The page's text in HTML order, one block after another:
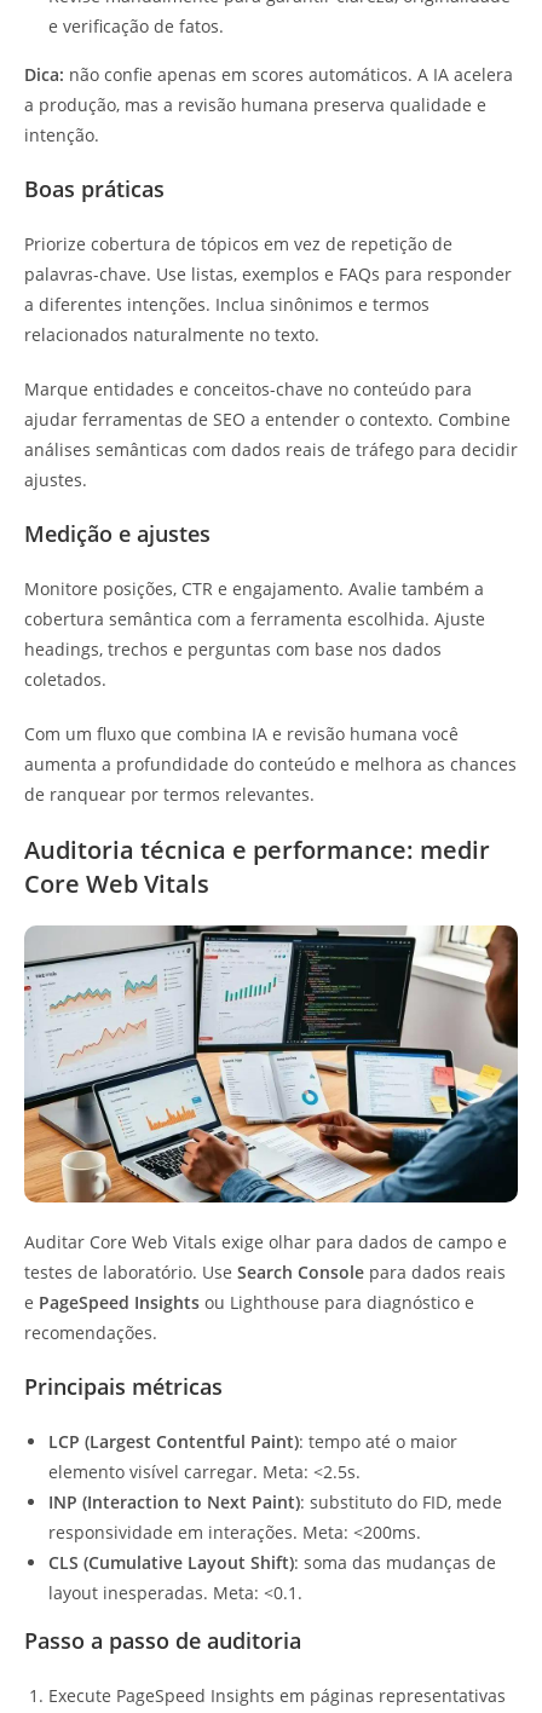
e verificação de fatos.
Dica: não confie apenas em scores automáticos. A IA acelera
a produção, mas a revisão humana preserva qualidade e
intenção.
Boas práticas
Priorize cobertura de tópicos em vez de repetição de
palavras-chave. Use listas, exemplos e FAQs para responder
a diferentes intenções. Inclua sinônimos e termos
relacionados naturalmente no texto.
Marque entidades e conceitos-chave no conteúdo para
ajudar ferramentas de SEO a entender o contexto. Combine
análises semânticas com dados reais de tráfego para decidir
ajustes.
Medição e ajustes
Monitore posições, CTR e engajamento. Avalie também a
cobertura semântica com a ferramenta escolhida. Ajuste
headings, trechos e perguntas com base nos dados
coletados.
Com um fluxo que combina IA e revisão humana você
aumenta a profundidade do conteúdo e melhora as chances
de ranquear por termos relevantes.
Auditoria técnica e performance: medir
Core Web Vitals
Auditar Core Web Vitals exige olhar para dados de campo e
testes de laboratório. Use Search Console para dados reais
e PageSpeed Insights ou Lighthouse para diagnóstico e
recomendações.
Principais métricas
LCP (Largest Contentful Paint): tempo até o maior
elemento visível carregar. Meta: <2.5s.
INP (Interaction to Next Paint): substituto do FID, mede
responsividade em interações. Meta: <200ms.
CLS (Cumulative Layout Shift): soma das mudanças de
layout inesperadas. Meta: <0.1.
Passo a passo de auditoria
Execute PageSpeed Insights em páginas representativas